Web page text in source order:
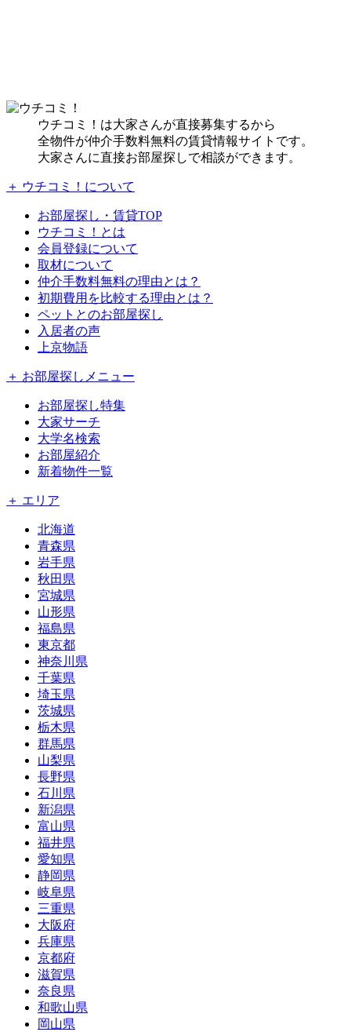
ウチコミ！は大家さんが直接募集するから
全物件が仲介手数料無料の賃貸情報サイトです。
大家さんに直接お部屋探しで相談ができます。
＋ ウチコミ！について
お部屋探し・賃貸TOP
ウチコミ！とは
会員登録について
取材について
仲介手数料無料の理由とは？
初期費用を比較する理由とは？
ペットとのお部屋探し
入居者の声
上京物語
＋ お部屋探しメニュー
お部屋探し特集
大家サーチ
大学名検索
お部屋紹介
新着物件一覧
＋ エリア
北海道
青森県
岩手県
秋田県
宮城県
山形県
福島県
東京都
神奈川県
千葉県
埼玉県
茨城県
栃木県
群馬県
山梨県
長野県
石川県
新潟県
富山県
福井県
愛知県
静岡県
岐阜県
三重県
大阪府
兵庫県
京都府
滋賀県
奈良県
和歌山県
岡山県